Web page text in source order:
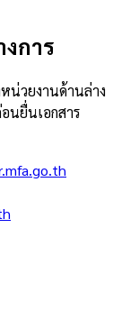
การ
น่วยงานด้านล่าง
นยื่นเอกสาร